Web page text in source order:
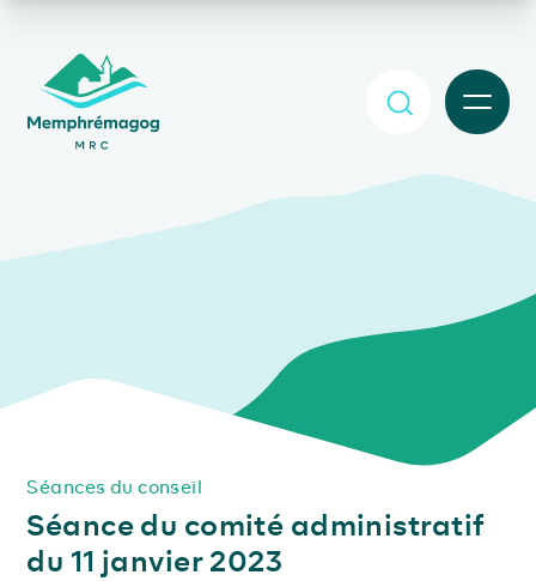
MENU
Séances du conseil
Séance du comité administratif
du 11 janvier 2023